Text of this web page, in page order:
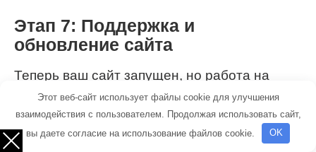
Этап 7: Поддержка и
обновление сайта
Теперь ваш сайт запущен, но работа на
этом не заканчивается. Постоянная
поддержка и обновление являются
Этот веб-сайт использует файлы cookie для улучшения
взаимодействия с пользователем. Продолжая использовать сайт,
вы даете согласие на использование файлов cookie.
OK